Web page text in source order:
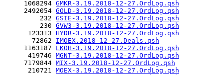
     1068294
GMKR-3.19.2018-12-27.OrdLog.qsh
     2492054
GOLD-3.19.2018-12-27.OrdLog.qsh
         232
GSIE-3.19.2018-12-27.OrdLog.qsh
         230
GVW3-3.19.2018-12-27.OrdLog.qsh
      123313
HYDR-3.19.2018-12-27.OrdLog.qsh
       72862
IMOEX.2018-12-27.Deals.qsh
     1163187
LKOH-3.19.2018-12-27.OrdLog.qsh
      419746
MGNT-3.19.2018-12-27.OrdLog.qsh
     7179844
MIX-3.19.2018-12-27.OrdLog.qsh
      210721
MOEX-3.19.2018-12-27.OrdLog.qsh